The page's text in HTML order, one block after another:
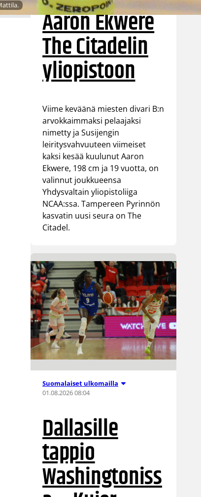
Aaron Ekwere
The Citadelin
yliopistoon
Viime keväänä miesten divari B:n
arvokkaimmaksi pelaajaksi
nimetty ja Susijengin
leiritysvahvuuteen viimeiset
kaksi kesää kuulunut Aaron
Ekwere, 198 cm ja 19 vuotta, on
valinnut joukkueensa
Yhdysvaltain yliopistoliiga
NCAA:ssa. Tampereen Pyrinnön
kasvatin uusi seura on The
Citadel.
Suomalaiset ulkomailla
01.08.2026 08:04
Dallasille
tappio
Washingtoniss